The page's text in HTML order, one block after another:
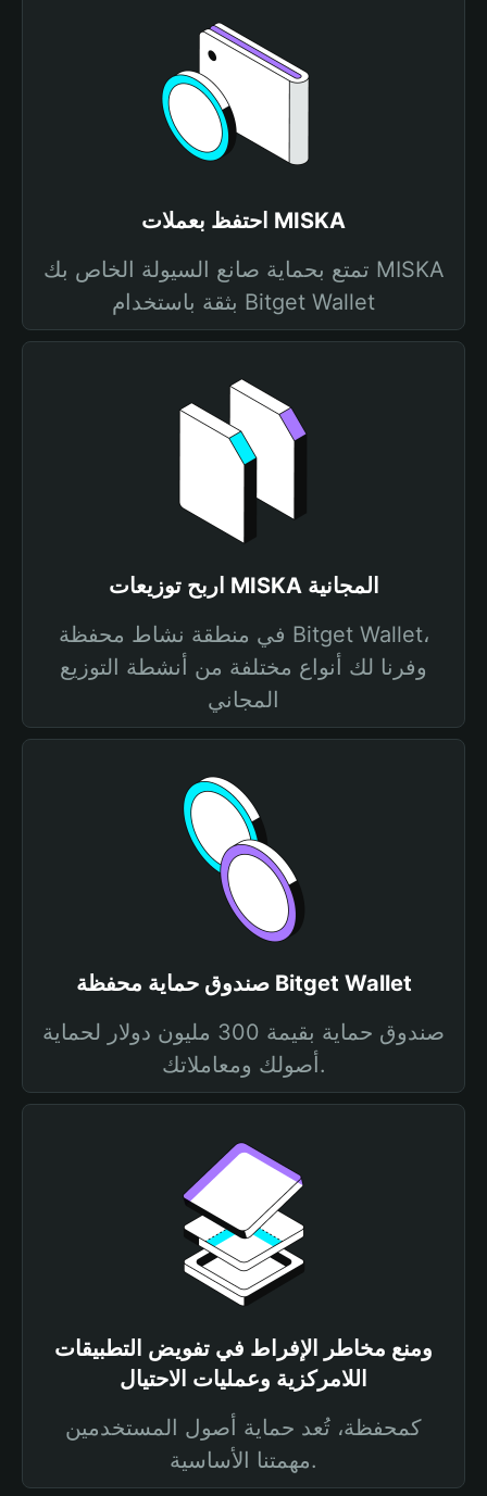
احتفظ بعملات MISKA
تمتع بحماية صانع السيولة الخاص بك MISKA
بثقة باستخدام Bitget Wallet
اربح توزيعات MISKA المجانية
في منطقة نشاط محفظة Bitget Wallet،
وفرنا لك أنواع مختلفة من أنشطة التوزيع
المجاني
صندوق حماية محفظة Bitget Wallet
صندوق حماية بقيمة 300 مليون دولار لحماية
أصولك ومعاملاتك.
ومنع مخاطر الإفراط في تفويض التطبيقات
اللامركزية وعمليات الاحتيال
كمحفظة، تُعد حماية أصول المستخدمين
مهمتنا الأساسية.